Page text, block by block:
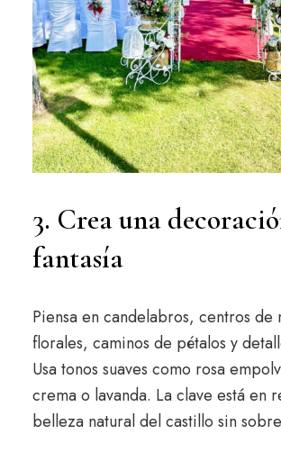
3. Crea una
fantasía
Piensa en candelabros, centros de
florales, caminos de pétalos y
Usa tonos suaves como rosa
crema o lavanda. La clave está en
belleza natural del castillo sin